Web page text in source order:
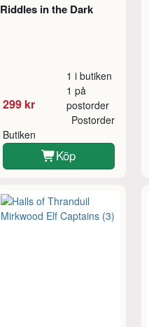
Riddles in the Dark
299 kr
1 i butiken
1 på
postorder
Butiken
Postorder
Köp